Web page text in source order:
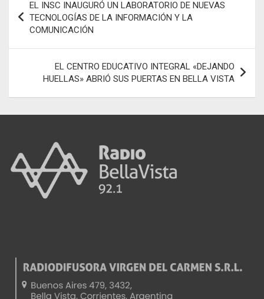
o
k
p
p
er
m
ar
tir
de
entradas
EL INSC INAUGURÓ UN LABORATORIO DE NUEVAS
TECNOLOGÍAS DE LA INFORMACIÓN Y LA
COMUNICACIÓN
EL CENTRO EDUCATIVO INTEGRAL «DEJANDO
HUELLAS» ABRIÓ SUS PUERTAS EN BELLA VISTA